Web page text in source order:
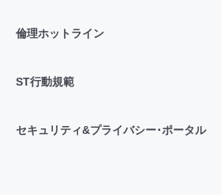
倫理ホットライン
ST行動規範
セキュリティ&プライバシー･ポータル